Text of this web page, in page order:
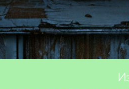
комнатных растений: правила и